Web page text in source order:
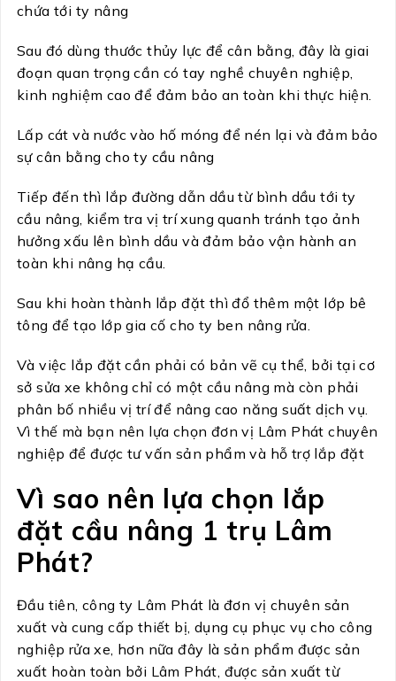
chứa tới ty nâng
Sau đó dùng thước thủy lực để cân bằng, đây là giai
đoạn quan trọng cần có tay nghề chuyên nghiệp,
kinh nghiệm cao để đảm bảo an toàn khi thực hiện.
Lấp cát và nước vào hố móng để nén lại và đảm bảo
sự cân bằng cho ty cầu nâng
Tiếp đến thì lắp đường dẫn dầu từ bình dầu tới ty
cầu nâng, kiểm tra vị trí xung quanh tránh tạo ảnh
hưởng xấu lên bình dầu và đảm bảo vận hành an
toàn khi nâng hạ cầu.
Sau khi hoàn thành lắp đặt thì đổ thêm một lớp bê
tông để tạo lớp gia cố cho ty ben nâng rửa.
Và việc lắp đặt cần phải có bản vẽ cụ thể, bởi tại cơ
sở sửa xe không chỉ có một cầu nâng mà còn phải
phân bố nhiều vị trí để nâng cao năng suất dịch vụ.
Vì thế mà bạn nên lựa chọn đơn vị Lâm Phát chuyên
nghiệp để được tư vấn sản phẩm và hỗ trợ lắp đặt
Vì sao nên lựa chọn lắp
đặt cầu nâng 1 trụ Lâm
Phát?
Đầu tiên, công ty Lâm Phát là đơn vị chuyên sản
xuất và cung cấp thiết bị, dụng cụ phục vụ cho công
nghiệp rửa xe, hơn nữa đây là sản phẩm được sản
xuất hoàn toàn bởi Lâm Phát, được sản xuất từ